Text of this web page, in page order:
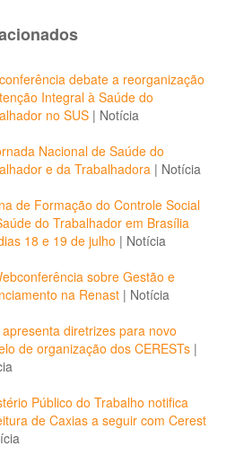
debate a reorganização
Integral à Saúde do
no SUS | Notícia
Nacional de Saúde do
e da Trabalhadora | Notícia
de Formação do Controle Social
do Trabalhador em Brasília
18 e 19 de julho | Notícia
sobre Gestão e
na Renast | Notícia
apresenta diretrizes para novo
de organização dos CERESTs |
Público do Trabalho notifica
de Caxias a seguir com Cerest